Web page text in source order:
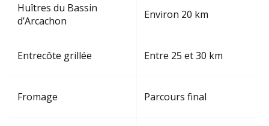
Huîtres du Bassin
d’Arcachon
Environ 20 km
Entrecôte grillée Entre 25 et 30 km
Fromage Parcours final